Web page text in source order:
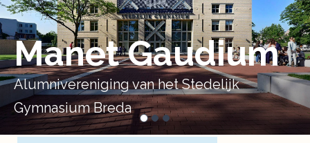
Manet Gaudium
Alumnivereniging van het Stedelijk
Gymnasium Breda